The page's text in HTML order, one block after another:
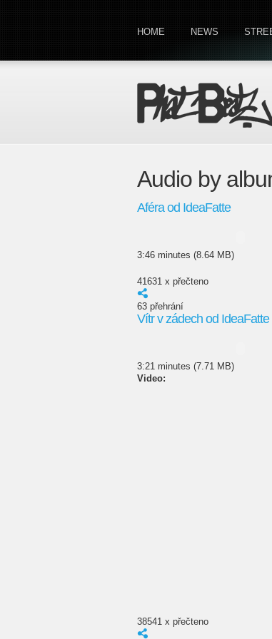
HOME NEWS
Audio by
Aféra od IdeaFatte
3:46 minutes (8.64 MB)
41631 x přečteno
63 přehrání
Vítr v zádech od IdeaFatte
3:21 minutes (7.71 MB)
Video:
38541 x přečteno